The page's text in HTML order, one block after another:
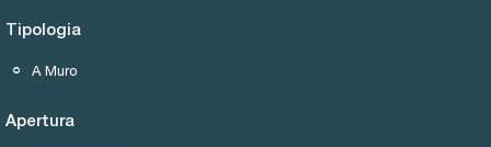
Tipologia
A Muro
Apertura